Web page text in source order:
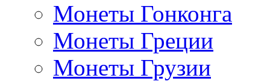
Монеты Гонконга
Монеты Греции
Монеты Грузии